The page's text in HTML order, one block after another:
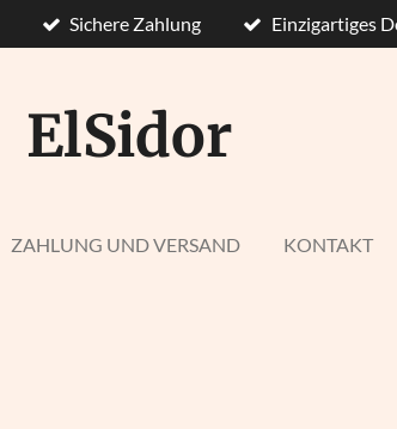
Sichere Zahlung Einzigartiges
ElSidor
ZAHLUNG UND VERSAND KONTAKT